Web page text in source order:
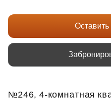
Оставить
№246, 4-комнатная